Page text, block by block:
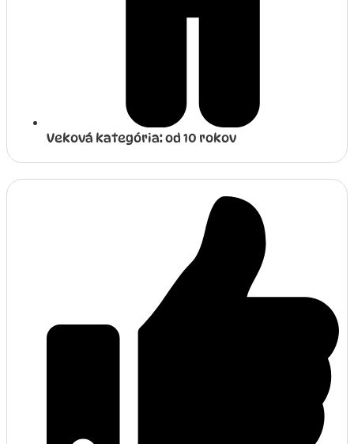
Veková kategória: od 10 rokov